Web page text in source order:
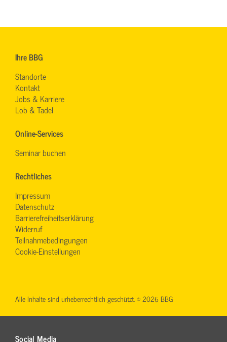
Ihre BBG
Standorte
Kontakt
Jobs & Karriere
Lob & Tadel
Online-Services
Seminar buchen
Rechtliches
Impressum
Datenschutz
Barrierefreiheitserklärung
Widerruf
Teilnahmebedingungen
Cookie-Einstellungen
Social Media
Alle Inhalte sind urheberrechtlich geschützt. © 2026 BBG